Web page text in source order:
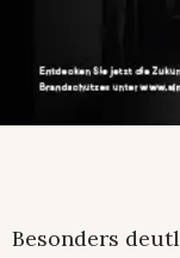
Besonders